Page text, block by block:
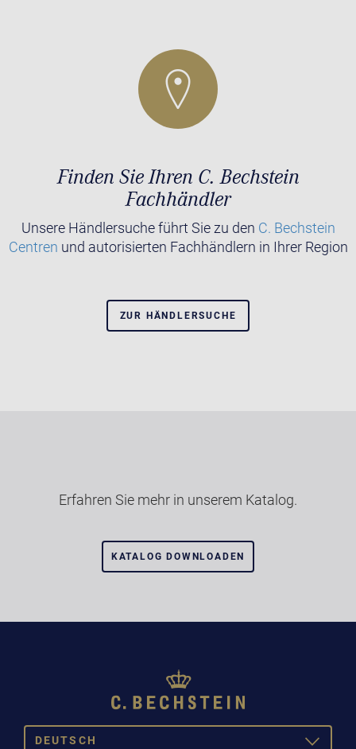
Finden Sie Ihren C. Bechstein
Fachhändler
Unsere Händlersuche führt Sie zu den C. Bechstein
Centren und autorisierten Fachhändlern in Ihrer Region
ZUR HÄNDLERSUCHE
Erfahren Sie mehr in unserem Katalog.
KATALOG DOWNLOADEN
DEUTSCH
TOGGLE